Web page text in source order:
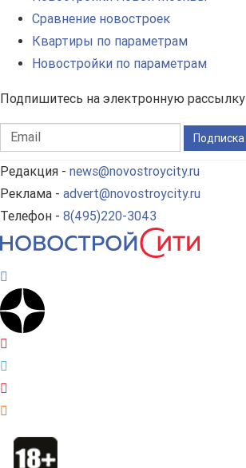
Сравнение новостроек
Квартиры по параметрам
Новостройки по параметрам
Подпишитесь на электронную рассылку
Подписка
Редакция - news@novostroycity.ru
Реклама - advert@novostroycity.ru
Телефон - 8(495)220-3043